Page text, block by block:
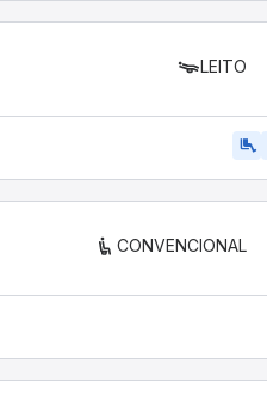
LEITO
airline_seat_legroom_extra
CONVENCIONAL